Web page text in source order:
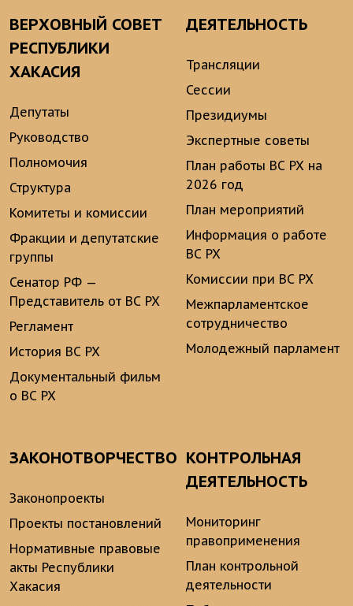
ВЕРХОВНЫЙ СОВЕТ
РЕСПУБЛИКИ
ХАКАСИЯ
Депутаты
Руководство
Полномочия
Структура
Комитеты и комиссии
Фракции и депутатские
группы
Сенатор РФ —
Представитель от ВС РХ
Регламент
История ВС РХ
Документальный фильм
о ВС РХ
ДЕЯТЕЛЬНОСТЬ
Трансляции
Сессии
Президиумы
Экспертные советы
План работы ВС РХ на
2026 год
План мероприятий
Информация о работе
ВС РХ
Комиссии при ВС РХ
Межпарламентское
сотрудничество
Молодежный парламент
ЗАКОНОТВОРЧЕСТВО
Законопроекты
Проекты постановлений
Нормативные правовые
акты Республики
Хакасия
КОНТРОЛЬНАЯ
ДЕЯТЕЛЬНОСТЬ
Мониторинг
правоприменения
План контрольной
деятельности